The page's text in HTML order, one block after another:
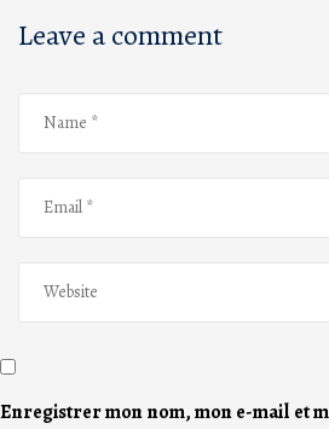
Leave a comment
Enregistrer mon nom, mon e-mail et